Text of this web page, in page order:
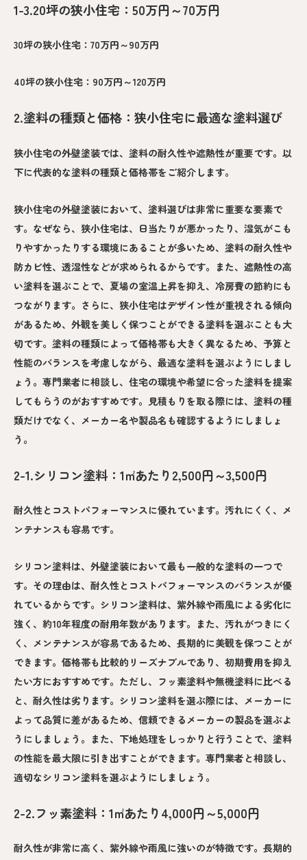
1-3.20坪の狭小住宅：50万円～70万円
30坪の狭小住宅：70万円～90万円
40坪の狭小住宅：90万円～120万円
2.塗料の種類と価格：狭小住宅に最適な塗料選び
狭小住宅の外壁塗装では、塗料の耐久性や遮熱性が重要です。以
下に代表的な塗料の種類と価格帯をご紹介します。
狭小住宅の外壁塗装において、塗料選びは非常に重要な要素で
す。なぜなら、狭小住宅は、日当たりが悪かったり、湿気がこも
りやすかったりする環境にあることが多いため、塗料の耐久性や
防カビ性、透湿性などが求められるからです。また、遮熱性の高
い塗料を選ぶことで、夏場の室温上昇を抑え、冷房費の節約にも
つながります。さらに、狭小住宅はデザイン性が重視される傾向
があるため、外観を美しく保つことができる塗料を選ぶことも大
切です。塗料の種類によって価格帯も大きく異なるため、予算と
性能のバランスを考慮しながら、最適な塗料を選ぶようにしまし
ょう。専門業者に相談し、住宅の環境や希望に合った塗料を提案
してもらうのがおすすめです。見積もりを取る際には、塗料の種
類だけでなく、メーカー名や製品名も確認するようにしましょ
う。
2-1.シリコン塗料：1㎡あたり2,500円～3,500円
耐久性とコストパフォーマンスに優れています。汚れにくく、メ
ンテナンスも容易です。
シリコン塗料は、外壁塗装において最も一般的な塗料の一つで
す。その理由は、耐久性とコストパフォーマンスのバランスが優
れているからです。シリコン塗料は、紫外線や雨風による劣化に
強く、約10年程度の耐用年数があります。また、汚れがつきにく
く、メンテナンスが容易であるため、長期的に美観を保つことが
できます。価格帯も比較的リーズナブルであり、初期費用を抑え
たい方におすすめです。ただし、フッ素塗料や無機塗料に比べる
と、耐久性は劣ります。シリコン塗料を選ぶ際には、メーカーに
よって品質に差があるため、信頼できるメーカーの製品を選ぶよ
うにしましょう。また、下地処理をしっかりと行うことで、塗料
の性能を最大限に引き出すことができます。専門業者と相談し、
適切なシリコン塗料を選ぶようにしましょう。
2-2.フッ素塗料：1㎡あたり4,000円～5,000円
耐久性が非常に高く、紫外線や雨風に強いのが特徴です。長期的